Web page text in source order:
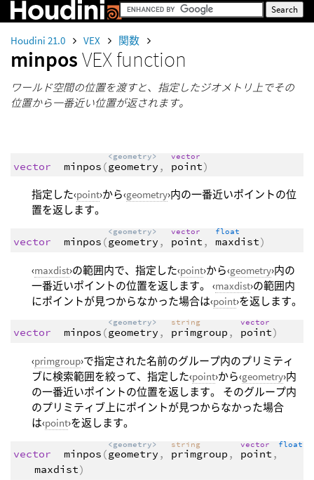
Houdini 21.0 VEX 関数
minposVEX function
ワールド空間の位置を渡すと、指定したジオメトリ上でその
位置から一番近い位置が返されます。
vector minpos (
<geometry>
geometry ,
vector
point)
指定した‹point›から‹geometry›内の一番近いポイントの位
置を返します。
vector minpos (
<geometry>
geometry ,
vector
point ,
float
maxdist)
‹maxdist›の範囲内で、指定した‹point›から‹geometry›内の
一番近いポイントの位置を返します。 ‹maxdist›の範囲内
にポイントが見つからなかった場合は‹point›を返します。
vector minpos (
<geometry>
geometry ,
string
primgroup ,
vector
point)
‹primgroup›で指定された名前のグループ内のプリミティ
ブに検索範囲を絞って、指定した‹point›から‹geometry›内
の一番近いポイントの位置を返します。 そのグループ内
のプリミティブ上にポイントが見つからなかった場合
は‹point›を返します。
vector minpos (
<geometry>
geometry ,
string
primgroup ,
vector
point ,
float
maxdist)